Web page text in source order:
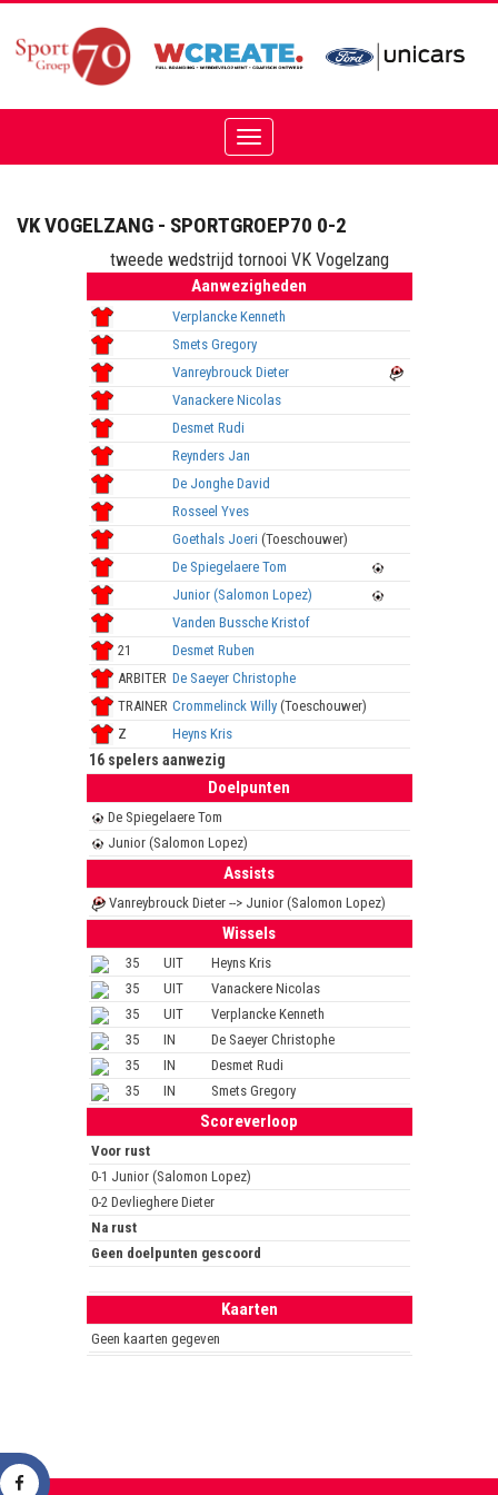
Toggle
navigation
VK VOGELZANG - SPORTGROEP70 0-2
tweede wedstrijd tornooi VK Vogelzang
Aanwezigheden
Verplancke Kenneth
Smets Gregory
Vanreybrouck Dieter
Vanackere Nicolas
Desmet Rudi
Reynders Jan
De Jonghe David
Rosseel Yves
Goethals Joeri (Toeschouwer)
De Spiegelaere Tom
Junior (Salomon Lopez)
Vanden Bussche Kristof
21
Desmet Ruben
ARBITER De Saeyer Christophe
TRAINER Crommelinck Willy(Toeschouwer)
Z
Heyns Kris
16 spelers aanwezig
Doelpunten
De Spiegelaere Tom
Junior (Salomon Lopez)
Assists
Vanreybrouck Dieter --> Junior (Salomon Lopez)
Wissels
35 UIT
Heyns Kris
35
UIT
Vanackere Nicolas
35
UIT
Verplancke Kenneth
35
IN
De Saeyer Christophe
35
IN
Desmet Rudi
35
IN Smets Gregory
Scoreverloop
Voor rust
0-1 Junior (Salomon Lopez)
0-2 Devlieghere Dieter
Na rust
Geen doelpunten gescoord
Kaarten
Geen kaarten gegeven